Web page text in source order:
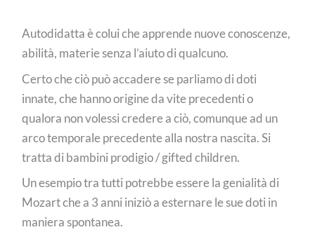
Autodidatta è colui che apprende nuove conoscenze,
abilità, materie senza l’aiuto di qualcuno.
Certo che ciò può accadere se parliamo di doti
innate, che hanno origine da vite precedenti o
qualora non volessi credere a ciò, comunque ad un
arco temporale precedente alla nostra nascita. Si
tratta di bambini prodigio / gifted children.
Un esempio tra tutti potrebbe essere la genialità di
Mozart che a 3 anni iniziò a esternare le sue doti in
maniera spontanea.